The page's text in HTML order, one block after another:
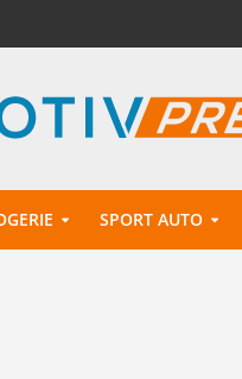
SPORT AUTO